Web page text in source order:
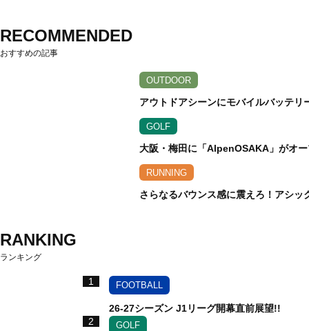
RECOMMENDED
おすすめの記事
OUTDOOR
アウトドアシーンにモバイルバッテ
GOLF
大阪・梅田に「AlpenOSAKA」がオ
RUNNING
さらなるバウンス感に震えろ！アシ
RANKING
ランキング
1 FOOTBALL
26-27シーズン J1リーグ開幕直前展望!!
2
GOLF